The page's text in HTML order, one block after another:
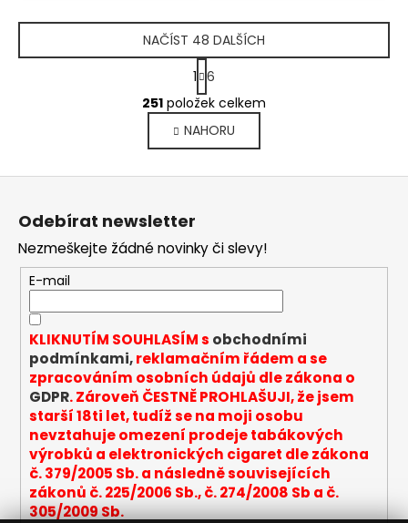
O
v
l
á
d
p
r
v
k
y
v
ý
p
i
s
u
NAČÍST 48 DALŠÍCH
S
t
r
á
n
k
o
í
1 6
251 položek celkem
NAHORU
Odebírat newsletter
Nezmeškejte žádné novinky či slevy!
E-mail
KLIKNUTÍM SOUHLASÍM s obchodními
podmínkami,reklamačním řádem a se
zpracováním osobních údajů dle zákona o
GDPR. Zároveň ČESTNĚ PROHLAŠUJI, že jsem
starší 18ti let, tudíž se na moji osobu
nevztahuje omezení prodeje tabákových
výrobků a elektronických cigaret dle zákona
č. 379/2005 Sb. a následně souvisejících
zákonů č. 225/2006 Sb., č. 274/2008 Sb a č.
305/2009 Sb.